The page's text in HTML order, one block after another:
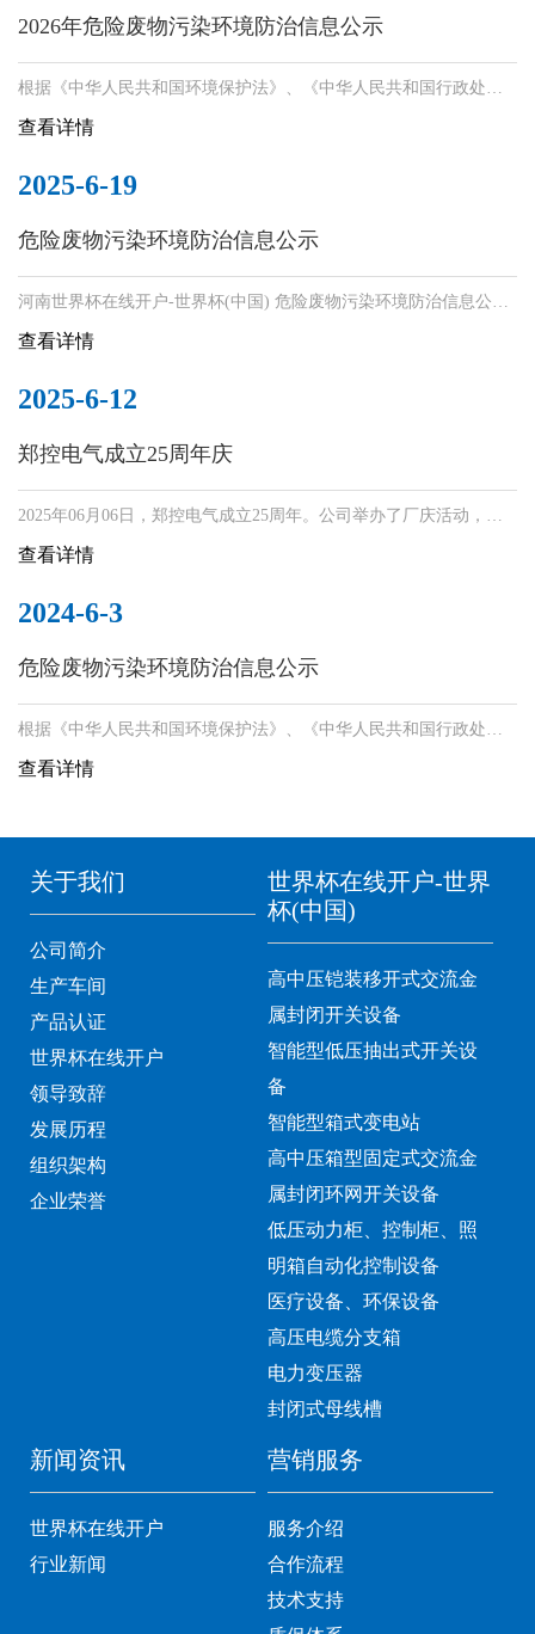
2026年危险废物污染环境防治信息公示
根据《中华人民共和国环境保护法》、《中华人民共和国行政处罚
法》和《企业事业单位环境信息公开办法》等法律法规要求，现将
我单位危险废物污染环境防治信息公示如下：
查看详情
2025-6-19
危险废物污染环境防治信息公示
河南世界杯在线开户-世界杯(中国) 危险废物污染环境防治信息公
示。根据《中华人民共和国环境保护法》、《中华人民共和国行政
处罚法》和《企业事业单位环境信息公开办法》等法律法规要求，
查看详情
2025-6-12
郑控电气成立25周年庆
2025年06月06日，郑控电气成立25周年。公司举办了厂庆活动，王
总、高总、贾总、张经理等进行了讲话和贺词，各部门进行了节目
汇演，全体员工集体抽红包等环节。祝愿郑控电气事业长虹，蒸蒸
查看详情
2024-6-3
危险废物污染环境防治信息公示
根据《中华人民共和国环境保护法》、《中华人民共和国行政处罚
法》和《企业事业单位环境信息公开办法》等法律法规要求，现将
我单位危险废物污染环境防治信息公示如下：
查看详情
关于我们
公司简介
生产车间
产品认证
世界杯在线开户
领导致辞
发展历程
组织架构
企业荣誉
世界杯在线开户-世界
杯(中国)
高中压铠装移开式交流金
属封闭开关设备
智能型低压抽出式开关设
备
智能型箱式变电站
高中压箱型固定式交流金
属封闭环网开关设备
低压动力柜、控制柜、照
明箱自动化控制设备
医疗设备、环保设备
高压电缆分支箱
电力变压器
封闭式母线槽
新闻资讯
世界杯在线开户
行业新闻
营销服务
服务介绍
合作流程
技术支持